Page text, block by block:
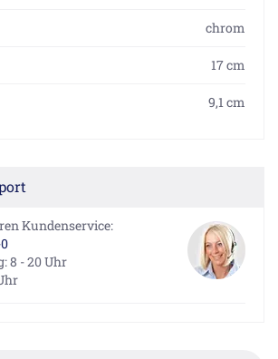
chrom
17 cm
9,1 cm
Kundenservice:
8 - 20 Uhr